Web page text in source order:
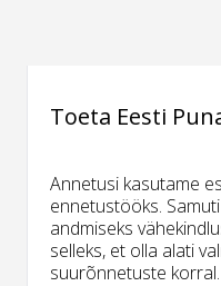
Toeta Eesti
Annetusi kasutame
ennetustööks.
andmiseks
selleks, et olla alati
suurõnnetuste korral.